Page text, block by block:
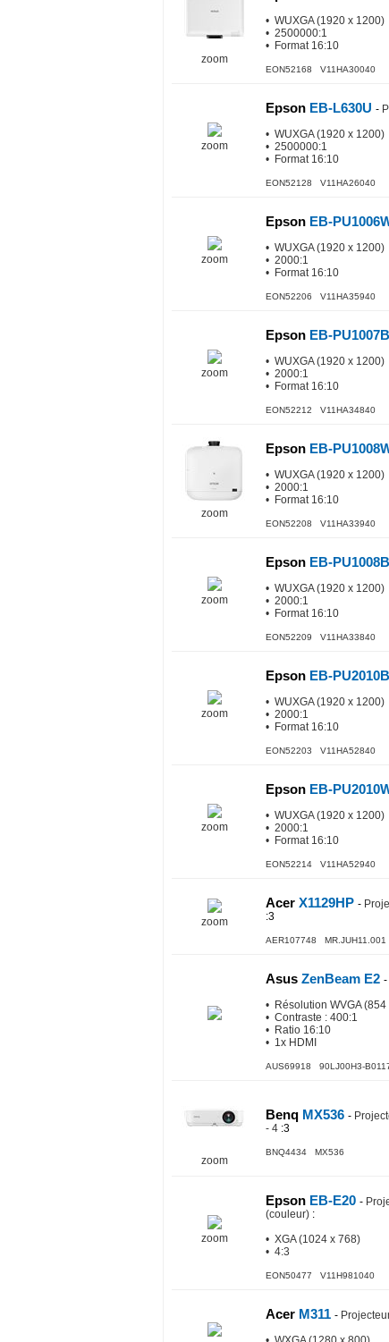
zoom
• WUXGA (1920 x 1200)
• 2500000:1
• Format 16:10
EON52168 V11HA30040
zoom
Epson EB-L630U -
• WUXGA (1920 x 1200)
• 2500000:1
• Format 16:10
EON52128 V11HA26040
zoom
Epson EB-
• WUXGA (1920 x 1200)
• 2000:1
• Format 16:10
EON52206 V11HA35940
zoom
Epson EB-PU1007B
• WUXGA (1920 x 1200)
• 2000:1
• Format 16:10
EON52212 V11HA34840
zoom
Epson EB-
• WUXGA (1920 x 1200)
• 2000:1
• Format 16:10
EON52208 V11HA33940
zoom
Epson EB-PU1008B
• WUXGA (1920 x 1200)
• 2000:1
• Format 16:10
EON52209 V11HA33840
zoom
Epson EB-PU2010B
• WUXGA (1920 x 1200)
• 2000:1
• Format 16:10
EON52203 V11HA52840
zoom
Epson EB-
• WUXGA (1920 x 1200)
• 2000:1
• Format 16:10
EON52214 V11HA52940
zoom
Acer X1129HP -
:3
AER107748 MR.JUH11.001
Asus ZenBeam E2 -
• Résolution WVGA (854
• Contraste : 400:1
• Ratio 16:10
• 1x HDMI
AUS69918 90LJ00H3-
zoom
Benq MX536 -
- 4 :3
BNQ4434 MX536
zoom
Epson EB-E20 -
(couleur) :
• XGA (1024 x 768)
• 4:3
EON50477 V11H981040
Acer M311 -